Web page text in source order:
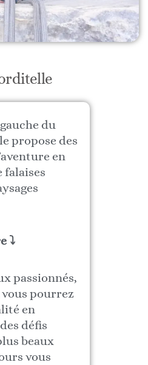
du
propose des
en
⤵
passionnés,
pourrez
en
défis
beaux
vous